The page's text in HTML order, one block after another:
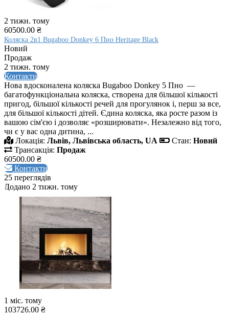
2 тижн. тому
60500.00 ₴
Коляска 2в1 Bugaboo Donkey 6 Пнo Heritage Black
Новий
Продаж
2 тижн. тому
Контакти
Нова вдосконалена коляска Bugaboo Donkey 5 Пнo —
багатофункціональна коляска, створена для більшої кількості
пригод, більшої кількості речей для прогулянок і, перш за все,
для більшої кількості дітей. Єдина коляска, яка росте разом із
вашою сім'єю і дозволяє «розширювати». Незалежно від того,
чи є у вас одна дитина, ...
Локація: Львів, Львівська область, UA Стан: Новий
Трансакція: Продаж
60500.00 ₴
Контакти
25 переглядів
Додано 2 тижн. тому
1 міс. тому
103726.00 ₴